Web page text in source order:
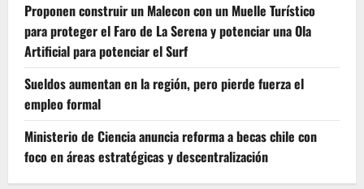
Proponen construir un Malecon con un Muelle Turístico
para proteger el Faro de La Serena y potenciar una Ola
Artificial para potenciar el Surf
Sueldos aumentan en la región, pero pierde fuerza el
empleo formal
Ministerio de Ciencia anuncia reforma a becas chile con
foco en áreas estratégicas y descentralización